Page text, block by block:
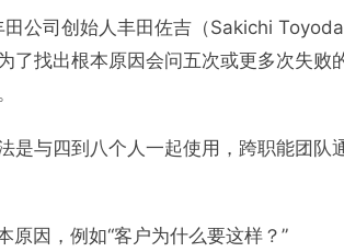
公司创始人丰田佐吉（Sakichi
了找出根本原因会问五次或更多次失败
是与四到八个人一起使用，跨职能团队
因，例如“客户为什么要这样？”